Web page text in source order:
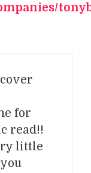
for
read!!
little